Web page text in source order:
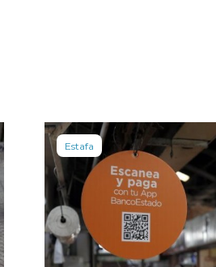
Estafa